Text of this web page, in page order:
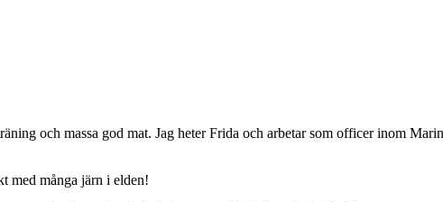
och massa god mat. Jag heter Frida och arbetar som officer inom
med många järn i elden!